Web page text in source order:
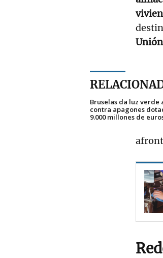
Bruselas da luz verde
contra apagones
9.000 millones de